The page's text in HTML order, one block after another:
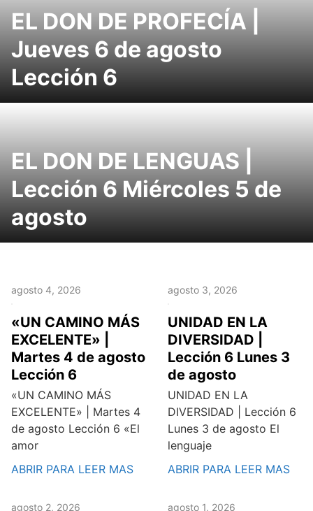
EL DON DE PROFECÍA |
Jueves 6 de agosto
Lección 6
EL DON DE LENGUAS |
Lección 6 Miércoles 5 de
agosto
agosto 4, 2026
«UN CAMINO MÁS
EXCELENTE» |
Martes 4 de agosto
Lección 6
«UN CAMINO MÁS
EXCELENTE» | Martes 4
de agosto Lección 6 «El
amor
ABRIR PARA LEER MAS
agosto 3, 2026
UNIDAD EN LA
DIVERSIDAD |
Lección 6 Lunes 3
de agosto
UNIDAD EN LA
DIVERSIDAD | Lección 6
Lunes 3 de agosto El
lenguaje
ABRIR PARA LEER MAS
agosto 2, 2026 agosto 1, 2026